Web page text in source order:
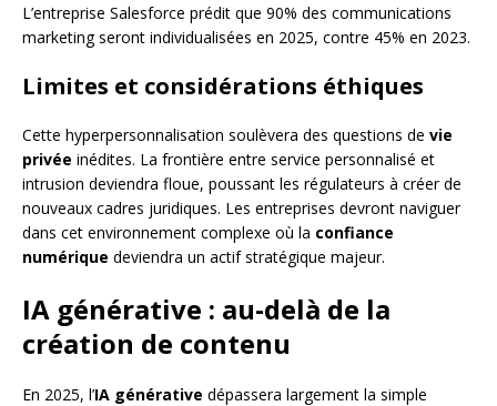
L’entreprise Salesforce prédit que 90% des communications
marketing seront individualisées en 2025, contre 45% en 2023.
Limites et considérations éthiques
Cette hyperpersonnalisation soulèvera des questions de vie
privée inédites. La frontière entre service personnalisé et
intrusion deviendra floue, poussant les régulateurs à créer de
nouveaux cadres juridiques. Les entreprises devront naviguer
dans cet environnement complexe où la confiance
numérique deviendra un actif stratégique majeur.
IA générative : au-delà de la
création de contenu
En 2025, l’IA générative dépassera largement la simple